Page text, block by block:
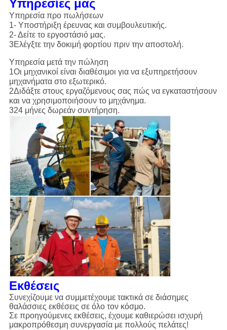
Υπηρεσίες μας
Υπηρεσία προ πωλήσεων
1- Υποστήριξη έρευνας και συμβουλευτικής.
2- Δείτε το εργοστάσιό μας.
3Ελέγξτε την δοκιμή φορτίου πριν την αποστολή.
Υπηρεσία μετά την πώληση
1Οι μηχανικοί είναι διαθέσιμοι για να εξυπηρετήσουν
μηχανήματα στο εξωτερικό.
2Διδάξτε στους εργαζόμενους σας πώς να εγκαταστήσουν
και να χρησιμοποιήσουν το μηχάνημα.
324 μήνες δωρεάν συντήρηση.
Εκθέσεις
Συνεχίζουμε να συμμετέχουμε τακτικά σε διάσημες
θαλάσσιες εκθέσεις σε όλο τον κόσμο.
Σε προηγούμενες εκθέσεις, έχουμε καθιερώσει ισχυρή
μακροπρόθεσμη συνεργασία με πολλούς πελάτες!